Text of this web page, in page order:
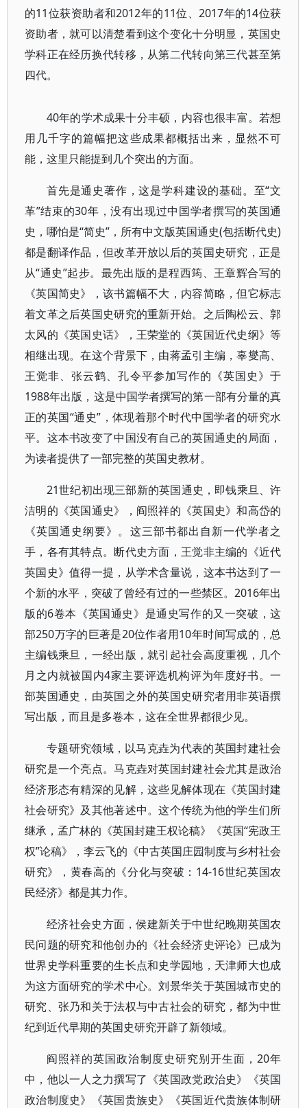
的11位获资助者和2012年的11位、2017年的14位获
资助者，就可以清楚看到这个变化十分明显，英国史
学科正在经历换代转移，从第二代转向第三代甚至第
四代。
40年的学术成果十分丰硕，内容也很丰富。若想
用几千字的篇幅把这些成果都概括出来，显然不可
能，这里只能提到几个突出的方面。
首先是通史著作，这是学科建设的基础。至“文
革”结束的30年，没有出现过中国学者撰写的英国通
史，哪怕是“简史”，所有中文版英国通史(包括断代史)
都是翻译作品，但改革开放以后的英国史研究，正是
从“通史”起步。最先出版的是程西筠、王章辉合写的
《英国简史》，该书篇幅不大，内容简略，但它标志
着文革之后英国史研究的重新开始。之后陶松云、郭
太风的《英国史话》，王荣堂的《英国近代史纲》等
相继出现。在这个背景下，由蒋孟引主编，辜燮高、
王觉非、张云鹤、孔令平参加写作的《英国史》于
1988年出版，这是中国学者撰写的第一部有分量的真
正的英国“通史”，体现着那个时代中国学者的研究水
平。这本书改变了中国没有自己的英国通史的局面，
为读者提供了一部完整的英国史教材。
21世纪初出现三部新的英国通史，即钱乘旦、许
洁明的《英国通史》，阎照祥的《英国史》和高岱的
《英国通史纲要》。这三部书都出自新一代学者之
手，各有其特点。断代史方面，王觉非主编的《近代
英国史》值得一提，从学术含量说，这本书达到了一
个新的水平，突破了曾经有过的一些禁区。2016年出
版的6卷本《英国通史》是通史写作的又一突破，这
部250万字的巨著是20位作者用10年时间写成的，总
主编钱乘旦，一经出版，就引起社会高度重视，几个
月之内就被国内4家主要评选机构评为年度好书。一
部英国通史，由英国之外的英国史研究者用非英语撰
写出版，而且是多卷本，这在全世界都很少见。
专题研究领域，以马克垚为代表的英国封建社会
研究是一个亮点。马克垚对英国封建社会尤其是政治
经济形态有精深的见解，这些见解体现在《英国封建
社会研究》及其他著述中。这个传统为他的学生们所
继承，孟广林的《英国封建王权论稿》《英国“宪政王
权”论稿》，李云飞的《中古英国庄园制度与乡村社会
研究》，黄春高的《分化与突破：14-16世纪英国农
民经济》都是其力作。
经济社会史方面，侯建新关于中世纪晚期英国农
民问题的研究和他创办的《社会经济史评论》已成为
世界史学科重要的生长点和史学园地，天津师大也成
为这方面研究的学术中心。刘景华关于英国城市史的
研究、张乃和关于法权与中古社会的研究，都为中世
纪到近代早期的英国史研究开辟了新领域。
阎照祥的英国政治制度史研究别开生面，20年
中，他以一人之力撰写了《英国政党政治史》《英国
政治制度史》《英国贵族史》《英国近代贵族体制研